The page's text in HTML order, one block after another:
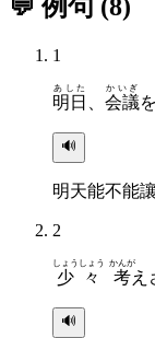
💬 例句 (8)
1
明日
あした
会議
かいぎ
を
🔊
明天能不能
2
少々
しょうしょう
考
かんが
え
🔊